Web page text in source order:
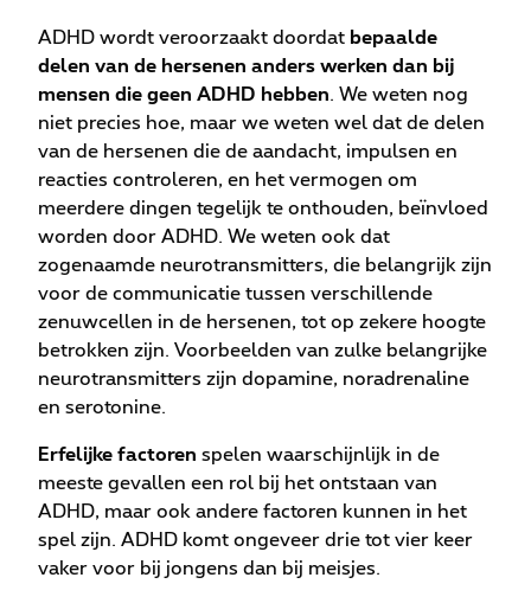
ADHD wordt veroorzaakt doordat bepaalde
delen van de hersenen anders werken dan bij
mensen die geen ADHD hebben. We weten nog
niet precies hoe, maar we weten wel dat de delen
van de hersenen die de aandacht, impulsen en
reacties controleren, en het vermogen om
meerdere dingen tegelijk te onthouden, beïnvloed
worden door ADHD. We weten ook dat
zogenaamde neurotransmitters, die belangrijk zijn
voor de communicatie tussen verschillende
zenuwcellen in de hersenen, tot op zekere hoogte
betrokken zijn. Voorbeelden van zulke belangrijke
neurotransmitters zijn dopamine, noradrenaline
en serotonine.
Erfelijke factoren spelen waarschijnlijk in de
meeste gevallen een rol bij het ontstaan van
ADHD, maar ook andere factoren kunnen in het
spel zijn. ADHD komt ongeveer drie tot vier keer
vaker voor bij jongens dan bij meisjes.